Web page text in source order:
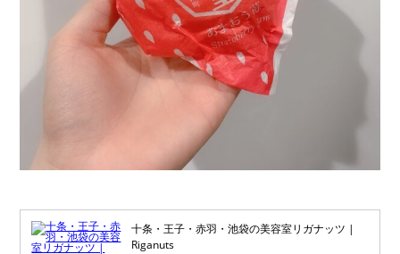
十条・王子・赤羽・池袋の美容室リガナッツ |
Riganuts